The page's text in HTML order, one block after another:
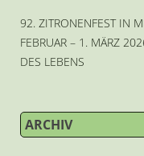
92. ZITRONENFEST IN
FEBRUAR – 1. MÄRZ
DES LEBENS
ARCHIV